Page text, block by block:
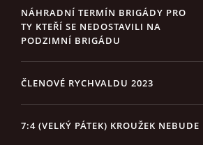
NÁHRADNÍ TERMÍN BRIGÁDY PRO
TY KTEŘÍ SE NEDOSTAVILI NA
PODZIMNÍ BRIGÁDU
ČLENOVÉ RYCHVALDU 2023
7:4 (VELKÝ PÁTEK) KROUŽEK NEBUDE